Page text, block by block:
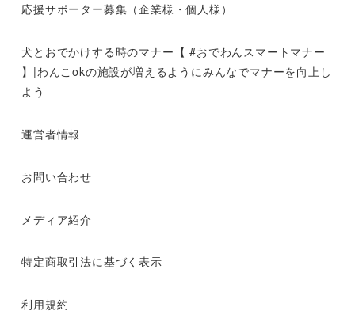
応援サポーター募集（企業様・個人様）
犬とおでかけする時のマナー【 #おでわんスマートマナー
】|わんこokの施設が増えるようにみんなでマナーを向上し
よう
運営者情報
お問い合わせ
メディア紹介
特定商取引法に基づく表示
利用規約